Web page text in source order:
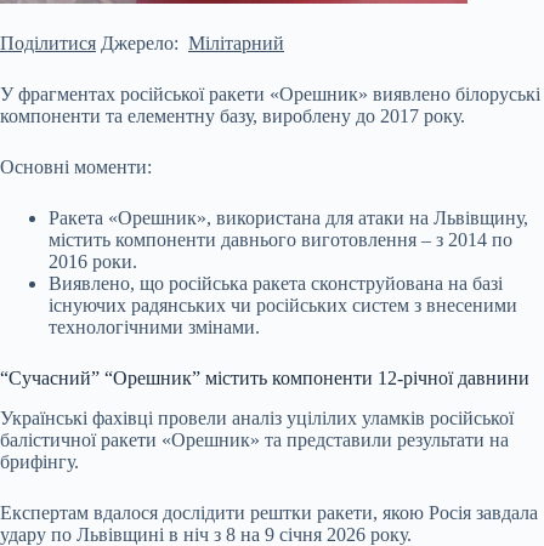
Поділитися Джерело: Мілітарний
У фрагментах російської ракети «Орешник» виявлено білоруські
компоненти та елементну базу, вироблену до 2017 року.
Основні моменти:
Ракета «Орешник», використана для атаки на Львівщину,
містить компоненти давнього виготовлення – з 2014 по
2016 роки.
Виявлено, що російська ракета сконструйована на базі
існуючих радянських чи російських систем з внесеними
технологічними змінами.
“Сучасний” “Орешник” містить компоненти 12-річної давнини
Українські фахівці провели аналіз уцілілих уламків російської
балістичної ракети «Орешник» та представили результати на
брифінгу.
Експертам вдалося дослідити рештки ракети, якою Росія завдала
удару по Львівщині в ніч з 8 на 9 січня 2026 року.